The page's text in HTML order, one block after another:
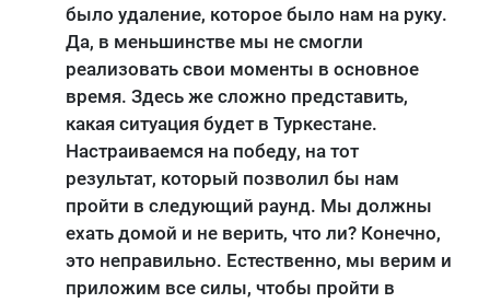
было удаление, которое было нам на руку.
Да, в меньшинстве мы не смогли
реализовать свои моменты в основное
время. Здесь же сложно представить,
какая ситуация будет в Туркестане.
Настраиваемся на победу, на тот
результат, который позволил бы нам
пройти в следующий раунд. Мы должны
ехать домой и не верить, что ли? Конечно,
это неправильно. Естественно, мы верим и
приложим все силы, чтобы пройти в